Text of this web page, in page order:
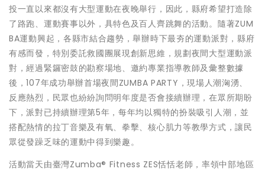
投一直以來都沒有大型運動在夜晚舉行，因此，縣府希望打造除
了路跑、運動賽事以外，具特色及百人齊跳舞的活動。隨著ZUM
BA運動興起，各縣市結合趨勢，舉辦時下最夯的運動派對，縣府
有感而發，特別委託救國團展現創新思維，規劃夜間大型運動派
對，經過緊鑼密鼓的勘察場地、邀約專業指導教師及彙整數據
後，107年成功舉辦首場夜間ZUMBA PARTY，現場人潮洶湧、
反應熱烈，民眾也紛紛詢問明年度是否會接續辦理，在眾所期盼
下，派對已持續辦理第5年，每年均以獨特的扮裝吸引人潮，並
搭配熱情的拉丁音樂及有氧、拳擊、核心肌力等教學方式，讓民
眾從發躁乏味的運動中得到樂趣。
活動當天由臺灣Zumba® Fitness ZES恬恬老師，率領中部地區